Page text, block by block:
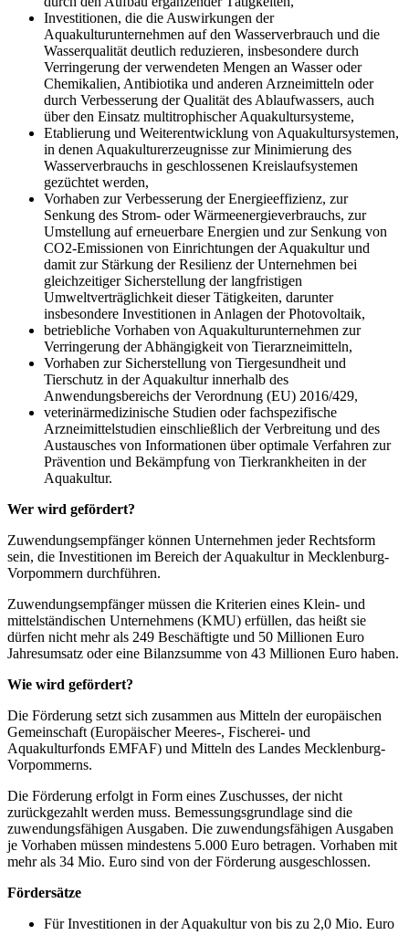
Investitionen, die die Auswirkungen der
Aquakulturunternehmen auf den Wasserverbrauch und die
Wasserqualität deutlich reduzieren, insbesondere durch
Verringerung der verwendeten Mengen an Wasser oder
Chemikalien, Antibiotika und anderen Arzneimitteln oder
durch Verbesserung der Qualität des Ablaufwassers, auch
über den Einsatz multitrophischer Aquakultursysteme,
Etablierung und Weiterentwicklung von Aquakultursystemen,
in denen Aquakulturerzeugnisse zur Minimierung des
Wasserverbrauchs in geschlossenen Kreislaufsystemen
gezüchtet werden,
Vorhaben zur Verbesserung der Energieeffizienz, zur
Senkung des Strom- oder Wärmeenergieverbrauchs, zur
Umstellung auf erneuerbare Energien und zur Senkung von
CO2-Emissionen von Einrichtungen der Aquakultur und
damit zur Stärkung der Resilienz der Unternehmen bei
gleichzeitiger Sicherstellung der langfristigen
Umweltverträglichkeit dieser Tätigkeiten, darunter
insbesondere Investitionen in Anlagen der Photovoltaik,
betriebliche Vorhaben von Aquakulturunternehmen zur
Verringerung der Abhängigkeit von Tierarzneimitteln,
Vorhaben zur Sicherstellung von Tiergesundheit und
Tierschutz in der Aquakultur innerhalb des
Anwendungsbereichs der Verordnung (EU) 2016/429,
veterinärmedizinische Studien oder fachspezifische
Arzneimittelstudien einschließlich der Verbreitung und des
Austausches von Informationen über optimale Verfahren zur
Prävention und Bekämpfung von Tierkrankheiten in der
Aquakultur.
Wer wird gefördert?
Zuwendungsempfänger können Unternehmen jeder Rechtsform
sein, die Investitionen im Bereich der Aquakultur in Mecklenburg-
Vorpommern durchführen.
Zuwendungsempfänger müssen die Kriterien eines Klein- und
mittelständischen Unternehmens (KMU) erfüllen, das heißt sie
dürfen nicht mehr als 249 Beschäftigte und 50 Millionen Euro
Jahresumsatz oder eine Bilanzsumme von 43 Millionen Euro haben.
Wie wird gefördert?
Die Förderung setzt sich zusammen aus Mitteln der europäischen
Gemeinschaft (Europäischer Meeres-, Fischerei- und
Aquakulturfonds EMFAF) und Mitteln des Landes Mecklenburg-
Vorpommerns.
Die Förderung erfolgt in Form eines Zuschusses, der nicht
zurückgezahlt werden muss. Bemessungsgrundlage sind die
zuwendungsfähigen Ausgaben. Die zuwendungsfähigen Ausgaben
je Vorhaben müssen mindestens 5.000 Euro betragen. Vorhaben mit
mehr als 34 Mio. Euro sind von der Förderung ausgeschlossen.
Fördersätze
Für Investitionen in der Aquakultur von bis zu 2,0 Mio. Euro